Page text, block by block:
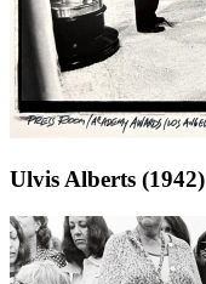
Ulvis Alberts (1942)